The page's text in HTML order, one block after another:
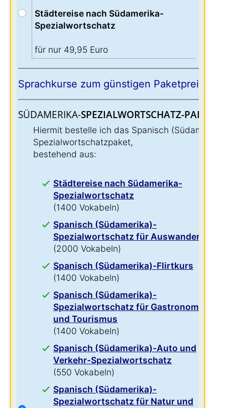
Städtereise nach Südamerika-
Spezialwortschatz
für nur 49,95 Euro
Sprachkurse zum günstigen Paketpreis:
SÜDAMERIKA-SPEZIALWORTSCHATZ-PAKET:
Hiermit bestelle ich das Spanisch
Spezialwortschatzpaket,
bestehend aus:
Städtereise nach Südamerika-
Spezialwortschatz
(1400 Vokabeln)
Spanisch (Südamerika)-
Spezialwortschatz für Auswanderer
(2000 Vokabeln)
Spanisch (Südamerika)-Flirtkurs
(1400 Vokabeln)
Spanisch (Südamerika)-
Spezialwortschatz für Gastronomie
und Tourismus
(1400 Vokabeln)
Spanisch (Südamerika)-Auto und
Verkehr-Spezialwortschatz
(550 Vokabeln)
Spanisch (Südamerika)-
Spezialwortschatz für Natur und